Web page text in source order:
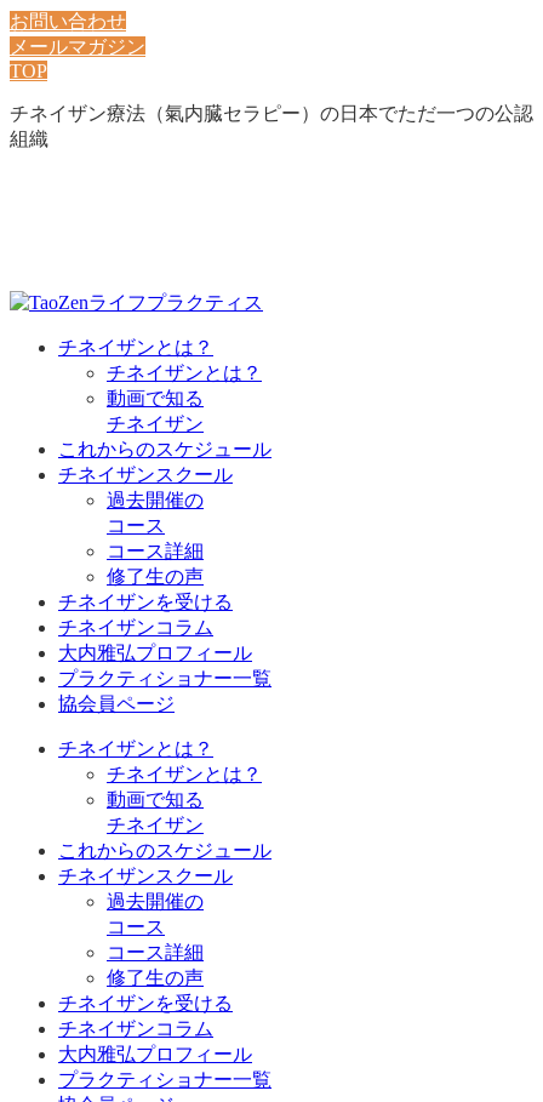
お問い合わせ
メールマガジン
TOP
チネイザン療法（氣内臓セラピー）の日本でただ一つの公認
組織
チネイザンとは？
チネイザンとは？
動画で知る
チネイザン
これからのスケジュール
チネイザンスクール
過去開催の
コース
コース詳細
修了生の声
チネイザンを受ける
チネイザンコラム
大内雅弘プロフィール
プラクティショナー一覧
協会員ページ
チネイザンとは？
チネイザンとは？
動画で知る
チネイザン
これからのスケジュール
チネイザンスクール
過去開催の
コース
コース詳細
修了生の声
チネイザンを受ける
チネイザンコラム
大内雅弘プロフィール
プラクティショナー一覧